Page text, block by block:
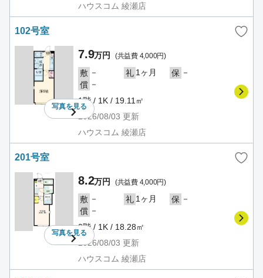
ハウスコム 綾瀬店
102号室
写真を見る
7.9万円 (共益費 4,000円)
敷 － 礼 1ヶ月 保 －
償 －
1階 / 1K / 19.11㎡
2026/08/03 更新
ハウスコム 綾瀬店
201号室
写真を見る
8.2万円 (共益費 4,000円)
敷 － 礼 1ヶ月 保 －
償 －
2階 / 1K / 18.28㎡
2026/08/03 更新
ハウスコム 綾瀬店